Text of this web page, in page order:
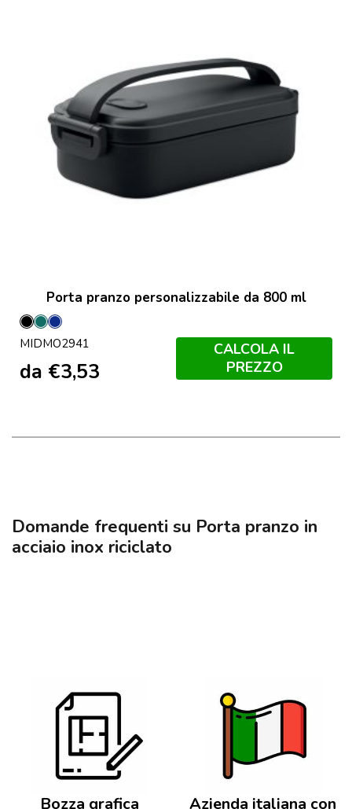
Porta pranzo personalizzabile da 800 ml
NeroPetrolio
Francese
Navy
MIDMO2941
da €3,53
CALCOLA IL
PREZZO
Domande frequenti su Porta pranzo in
acciaio inox riciclato
Bozza grafica Azienda italiana con